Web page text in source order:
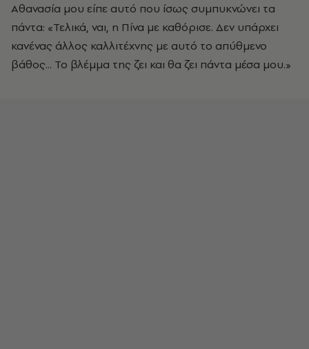
Αθανασία μου είπε αυτό που ίσως συμπυκνώνει τα
πάντα: «Τελικά, ναι, η Πίνα με καθόρισε. Δεν υπάρχει
κανένας άλλος καλλιτέχνης με αυτό το απύθμενο
βάθος... Το βλέμμα της ζει και θα ζει πάντα μέσα μου.»